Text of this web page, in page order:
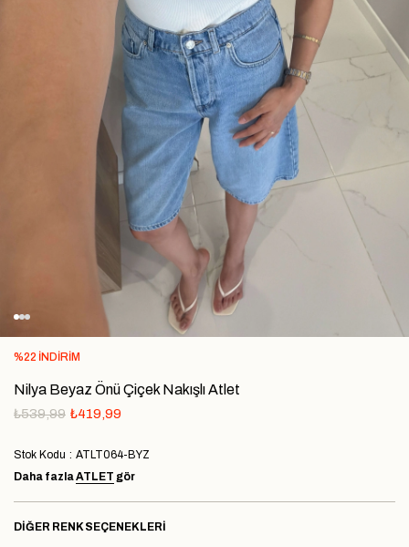
%22 İNDIRIM
Nilya Beyaz Önü Çiçek Nakışlı Atlet
₺539,99 ₺419,99
Stok Kodu
ATLT064-BYZ
Daha fazlaATLET gör
DIĞER RENK SEÇENEKLERI